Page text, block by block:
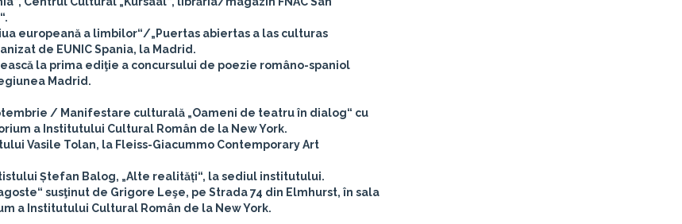
europeană a limbilor“/„Puertas abiertas a las culturas
de EUNIC Spania, la Madrid.
la prima ediţie a concursului de poezie româno-spaniol
Madrid.
/ Manifestare culturală „Oameni de teatru în dialog“ cu
a Institutului Cultural Român de la New York.
Vasile Tolan, la Fleiss-Giacummo Contemporary Art
Ștefan Balog, „Alte realități“, la sediul institutului.
susţinut de Grigore Leşe, pe Strada 74 din Elmhurst, în sala
a Institutului Cultural Român de la New York.